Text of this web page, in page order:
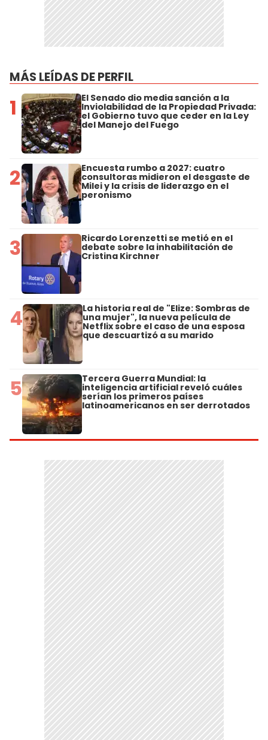
MÁS LEÍDAS DE PERFIL
1 El Senado dio media sanción a la
Inviolabilidad de la Propiedad Privada:
el Gobierno tuvo que ceder en la Ley
del Manejo del Fuego
2 Encuesta rumbo a 2027: cuatro
consultoras midieron el desgaste de
Milei y la crisis de liderazgo en el
peronismo
3 Ricardo Lorenzetti se metió en el
debate sobre la inhabilitación de
Cristina Kirchner
4 La historia real de "Elize: Sombras de
una mujer", la nueva película de
Netflix sobre el caso de una esposa
que descuartizó a su marido
5 Tercera Guerra Mundial: la
inteligencia artificial reveló cuáles
serían los primeros países
latinoamericanos en ser derrotados